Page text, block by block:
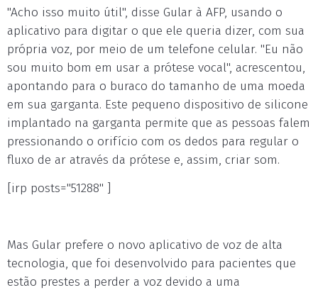
"Acho isso muito útil", disse Gular à AFP, usando o
aplicativo para digitar o que ele queria dizer, com sua
própria voz, por meio de um telefone celular. "Eu não
sou muito bom em usar a prótese vocal", acrescentou,
apontando para o buraco do tamanho de uma moeda
em sua garganta. Este pequeno dispositivo de silicone
implantado na garganta permite que as pessoas falem
pressionando o orifício com os dedos para regular o
fluxo de ar através da prótese e, assim, criar som.
[irp posts="51288" ]
Mas Gular prefere o novo aplicativo de voz de alta
tecnologia, que foi desenvolvido para pacientes que
estão prestes a perder a voz devido a uma